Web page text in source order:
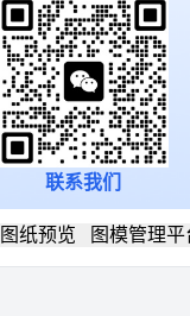
联系我们
纸预览 图模管理平